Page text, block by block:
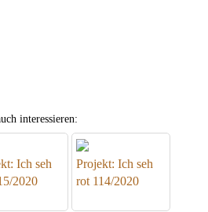
interessieren:
Ich seh
2020
Projekt: Ich seh
rot 114/2020